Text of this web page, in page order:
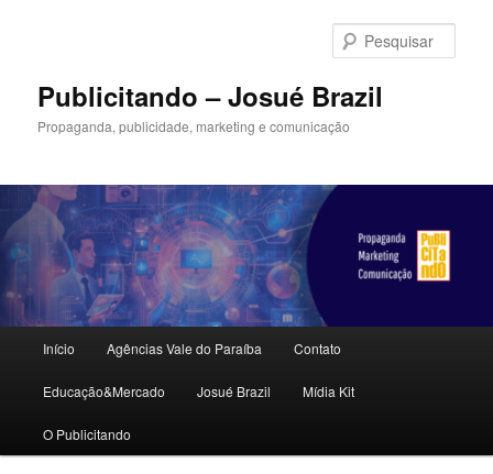
principalPublicitando – Josué Brazil
Propaganda, publicidade, marketing e comunicação
principal
Início Agências Vale do Paraíba Contato
Educação&Mercado Josué Brazil Mídia Kit
O Publicitando